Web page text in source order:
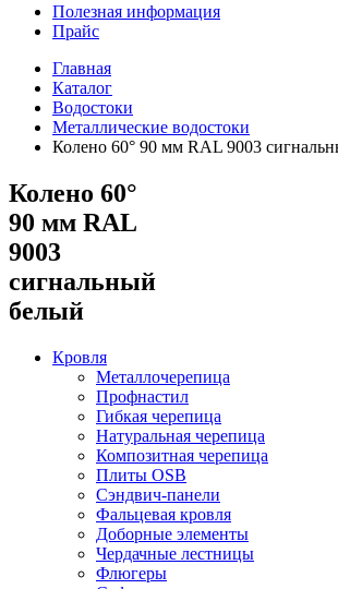
Полезная информация
Прайс
Главная
Каталог
Водостоки
Металлические водостоки
Колено 60° 90 мм RAL 9003
Колено 60°
90 мм RAL
9003
сигнальный
белый
Кровля
Металлочерепица
Профнастил
Гибкая черепица
Натуральная черепица
Композитная черепица
Плиты OSB
Сэндвич-панели
Фальцевая кровля
Доборные элементы
Чердачные лестницы
Флюгеры